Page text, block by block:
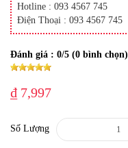
Hotline : 093 4567 745
Điện Thoại : 093 4567 745
Đánh giá : 0/5 (0 bình chọn)
₫ 7,997
Số Lượng